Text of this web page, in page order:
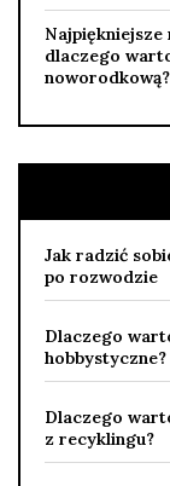
Najpiękniejsze
dlaczego
noworodkową?
Jak radzić
po rozwodzie
Dlaczego
hobbystyczne?
Dlaczego
z recyklingu?